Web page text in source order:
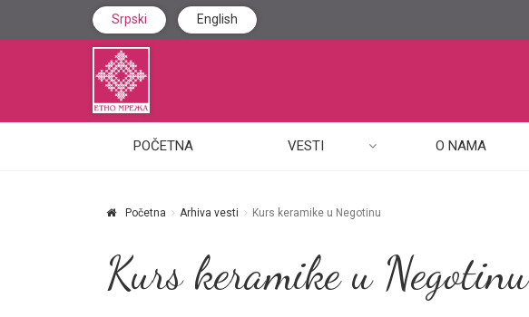
Srpski English
POČETNA VESTI O NAMA
Početna Arhiva vesti Kurs keramike u Negotinu
Kurs keramike u Negotinu